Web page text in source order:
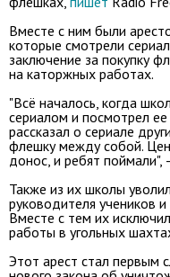
Вместе с ним были
которые смотрели
заключение за покупку
на каторжных работах.
"Всё началось, когда
сериалом и посмотрел ее
рассказал о сериале
флешку между собой.
донос, и ребят поймали",
Также из их школы
руководителя учеников
Вместе с тем их
работы в угольных
Этот арест стал первым